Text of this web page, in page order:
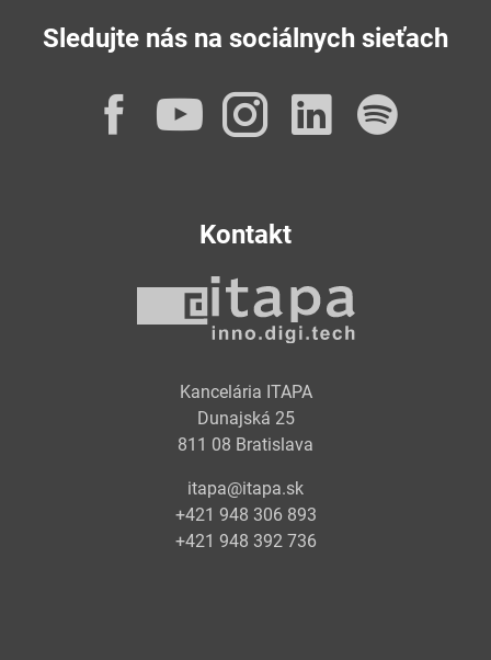
Sledujte nás na sociálnych sieťach
Facebook
YouTube
Instagram
Kontakt
Kancelária ITAPA
Dunajská 25
811 08 Bratislava
itapa@itapa.sk
+421 948 306 893
+421 948 392 736